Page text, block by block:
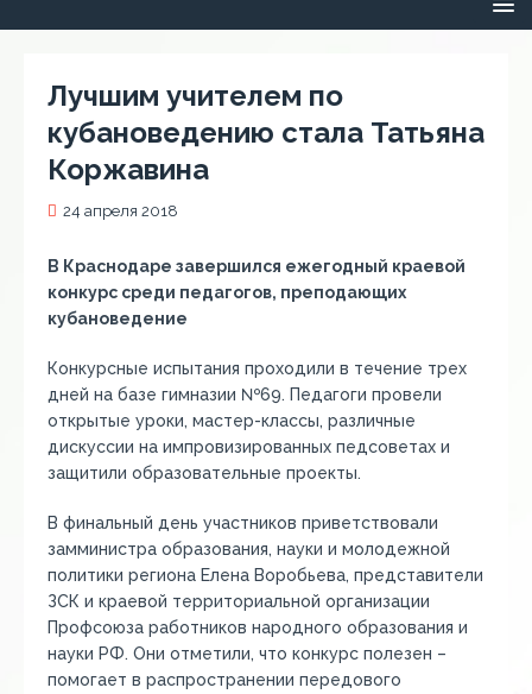
Лучшим учителем по
кубановедению стала Татьяна
Коржавина
24 апреля 2018
В Краснодаре завершился ежегодный краевой
конкурс среди педагогов, преподающих
кубановедение
Конкурсные испытания проходили в течение трех
дней на базе гимназии №69. Педагоги провели
открытые уроки, мастер-классы, различные
дискуссии на импровизированных педсоветах и
защитили образовательные проекты.
В финальный день участников приветствовали
замминистра образования, науки и молодежной
политики региона Елена Воробьева, представители
ЗСК и краевой территориальной организации
Профсоюза работников народного образования и
науки РФ. Они отметили, что конкурс полезен –
помогает в распространении передового